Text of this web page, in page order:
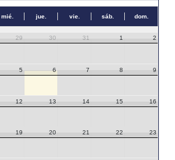
mié. jue. vie. sáb. dom.
29 30 31 1 2
5 6 7 8 9
12 13 14 15 16
19 20 21 22 23